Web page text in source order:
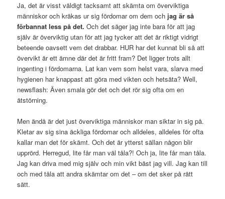
Ja, det är visst väldigt tacksamt att skämta om överviktiga
människor och kräkas ur sig fördomar om dem och jag är så
förbannat less på det. Och det säger jag inte bara för att jag
själv är överviktig utan för att jag tycker att det är riktigt vidrigt
beteende oavsett vem det drabbar. HUR har det kunnat bli så att
övervikt är ett ämne där det är fritt fram? Det ligger trots allt
ingenting i fördomarna. Lat kan vem som helst vara, slarva med
hygienen har knappast att göra med vikten och hetsäta? Well,
newsflash: Även smala gör det och det rör sig ofta om en
ätstörning.
Men ändå är det just överviktiga människor man siktar in sig på.
Kletar av sig sina äckliga fördomar och alldeles, alldeles för ofta
kallar man det för skämt. Och det är ytterst sällan någon blir
upprörd. Herregud, lite får man väl tåla?! Och ja, lite får man tåla.
Jag kan driva med mig själv och min vikt bäst jag vill. Jag kan till
och med tåla att andra skämtar om det – om det sker på rätt
sätt.